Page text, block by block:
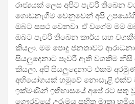
රාජ්‍යයක් ලෙස අපිට පැවරී තිබෙන
ගොඩනැගීම වෙනුවෙන් අපි උපයෝගි
ඔබට සපථ වෙනවා. ඒ වගේම මම
ඔබට පැවරී තිබෙන කාර්ය සහ
කියලා. මම පොදු ජනතාවට
සියලුදෙනාට පැවරී ඇති වගකිම
කියලා. අපි සියලුදෙනාට එකම
අභියෝගයක් හමුවේ නොසැළි එක්ව
ඉක්මණින් ඉතිහාසයේ අපේ රට සතු
ගෞරවයේ උරුමය සහිත මාතෘ